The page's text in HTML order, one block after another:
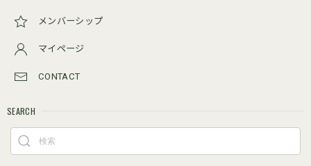
メンバーシップ
マイページ
CONTACT
SEARCH